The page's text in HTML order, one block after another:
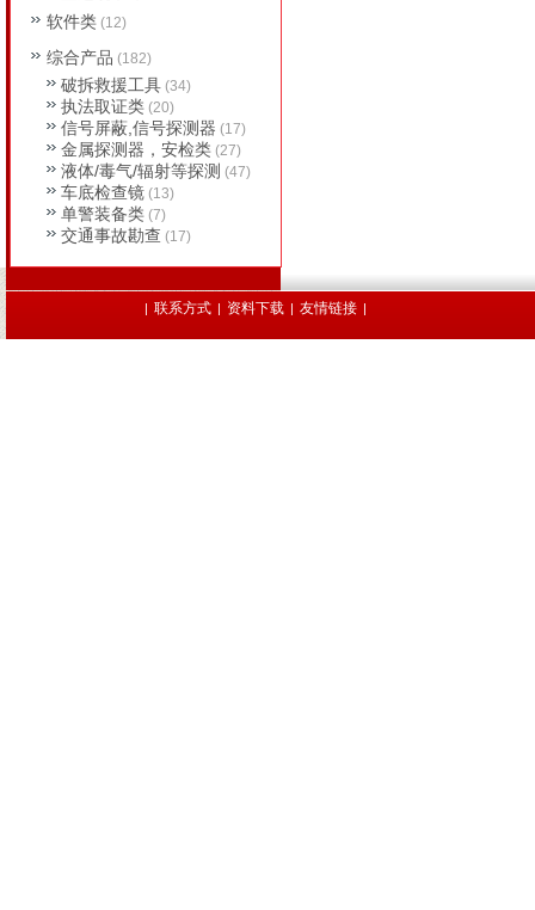
软件类 (12)
综合产品 (182)
破拆救援工具 (34)
执法取证类 (20)
信号屏蔽,信号探测器 (17)
金属探测器，安检类 (27)
液体/毒气/辐射等探测 (47)
车底检查镜 (13)
单警装备类 (7)
交通事故勘查 (17)
| 联系方式 | 资料下载 | 友情链接 |